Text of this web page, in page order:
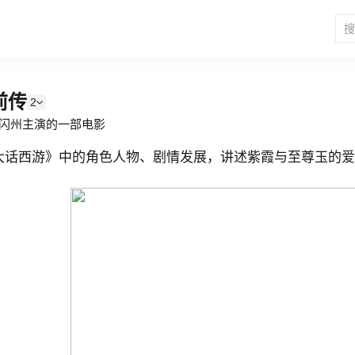
传 2
州主演的一部电影
话西游》中的角色人物、剧情发展，讲述紫霞与至尊玉的